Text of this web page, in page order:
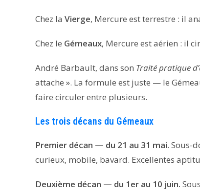
Chez la Vierge, Mercure est terrestre : il
Chez le Gémeaux, Mercure est aérien : il
André Barbault, dans son Traité pratique
attache ». La formule est juste — le
faire circuler entre plusieurs.
Les trois décans du Gémeaux
Premier décan — du 21 au 31 mai. Sous-
curieux, mobile, bavard. Excellentes
Deuxième décan — du 1er au 10 juin.